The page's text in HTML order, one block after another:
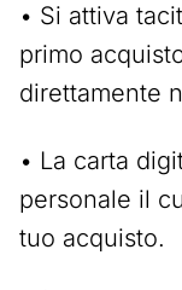
• Si attiva
primo
direttamente
• La carta
personale il
tuo acquisto.